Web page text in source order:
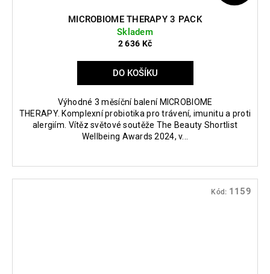
MICROBIOME THERAPY 3 PACK
Skladem
2 636 Kč
DO KOŠÍKU
Výhodné 3 měsíční balení MICROBIOME
THERAPY. Komplexní probiotika pro trávení, imunitu a proti
alergiím. Vítěz světové soutěže The Beauty Shortlist
Wellbeing Awards 2024, v...
Kód: 1159